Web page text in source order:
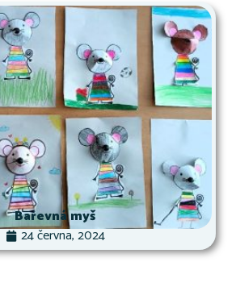
Barevná myš
24 června, 2024